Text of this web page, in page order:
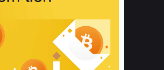
tế còn giúp ngăn ngừa tình trạng kích
khuẩn và nấm mốc trong điều kiện
thời tiết nóng ẩm. Bạn có thể tìm hiểu
thêm các nghiên cứu khoa học về tác
động của giấc ngủ và môi trường
phòng ngủ đối với sức khỏe con
người tại Sleep Foundation (External